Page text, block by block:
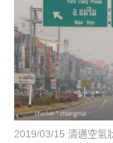
2019/03/15 清邁空氣